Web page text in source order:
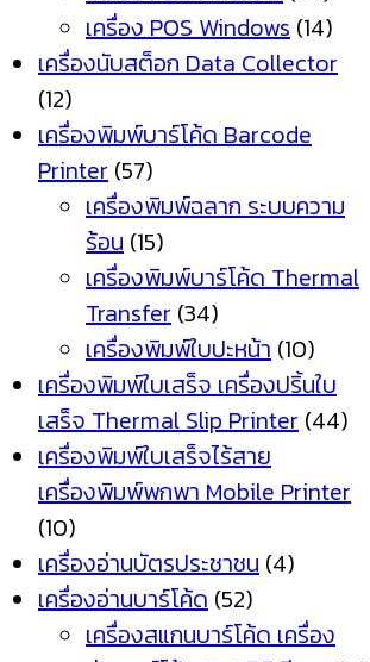
เครื่อง POS Windows (14)
เครื่องนับสต็อก Data Collector
(12)
เครื่องพิมพ์บาร์โค้ด Barcode
Printer (57)
เครื่องพิมพ์ฉลาก ระบบความ
ร้อน (15)
เครื่องพิมพ์บาร์โค้ด Thermal
Transfer (34)
เครื่องพิมพ์ใบปะหน้า (10)
เครื่องพิมพ์ใบเสร็จ เครื่องปริ้นใบ
เสร็จ Thermal Slip Printer (44)
เครื่องพิมพ์ใบเสร็จไร้สาย
เครื่องพิมพ์พกพา Mobile Printer
(10)
เครื่องอ่านบัตรประชาชน (4)
เครื่องอ่านบาร์โค้ด (52)
เครื่องสแกนบาร์โค้ด เครื่อง